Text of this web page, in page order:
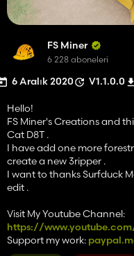
FS Miner
6 228 aboneleri
6 Aralık 2020 V1.1.0.0
Hello!
FS Miner's Creations and
Cat D8T .
I have add one more
create a new 3ripper .
I want to thanks Surfduck
edit .
Visit My Youtube Channel:
https://
Support my work: